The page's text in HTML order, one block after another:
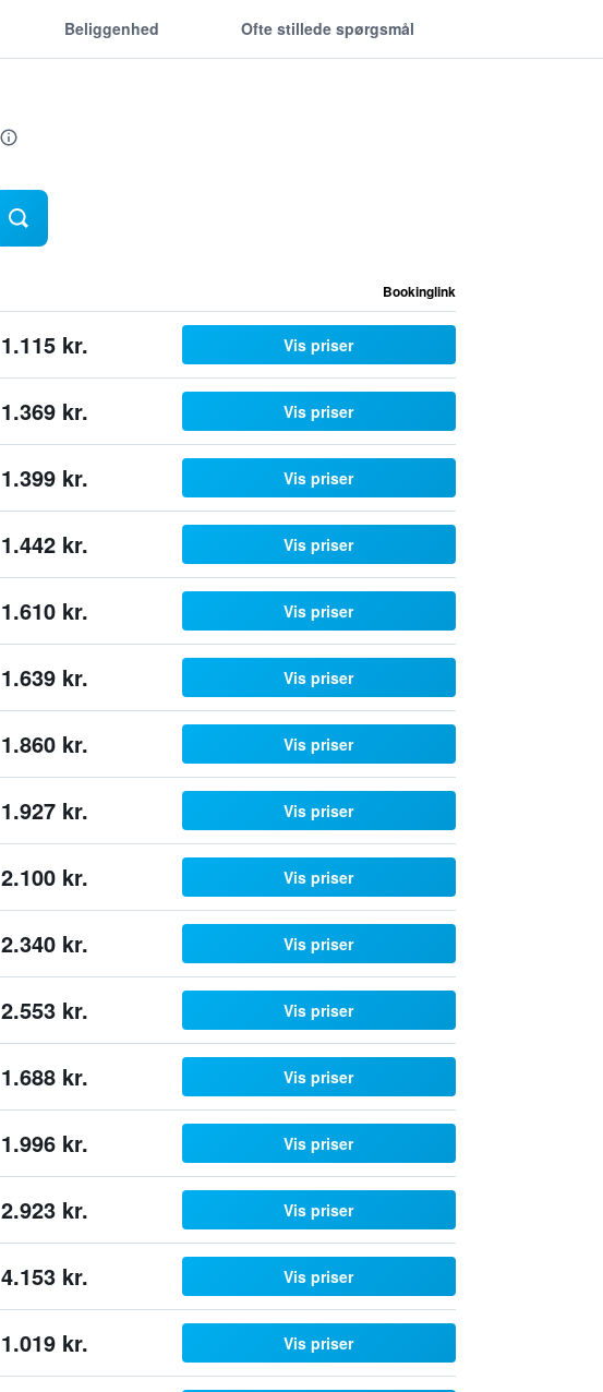
Beliggenhed Ofte stillede spørgsmål
Bookinglink
1.115 kr. Vis priser
1.369 kr. Vis priser
1.399 kr. Vis priser
1.442 kr. Vis priser
1.610 kr. Vis priser
1.639 kr. Vis priser
1.860 kr. Vis priser
1.927 kr. Vis priser
2.100 kr. Vis priser
2.340 kr. Vis priser
2.553 kr. Vis priser
1.688 kr. Vis priser
1.996 kr. Vis priser
2.923 kr. Vis priser
4.153 kr. Vis priser
1.019 kr. Vis priser